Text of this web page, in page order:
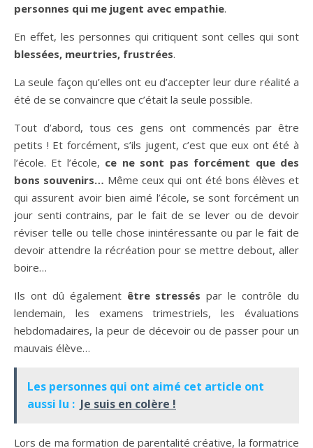
personnes qui me jugent avec empathie.
En effet, les personnes qui critiquent sont celles qui sont
blessées, meurtries, frustrées.
La seule façon qu’elles ont eu d’accepter leur dure réalité a
été de se convaincre que c’était la seule possible.
Tout d’abord, tous ces gens ont commencés par être
petits ! Et forcément, s’ils jugent, c’est que eux ont été à
l’école. Et l’école, ce ne sont pas forcément que des
bons souvenirs… Même ceux qui ont été bons élèves et
qui assurent avoir bien aimé l’école, se sont forcément un
jour senti contrains, par le fait de se lever ou de devoir
réviser telle ou telle chose inintéressante ou par le fait de
devoir attendre la récréation pour se mettre debout, aller
boire…
Ils ont dû également être stresséspar le contrôle du
lendemain, les examens trimestriels, les évaluations
hebdomadaires, la peur de décevoir ou de passer pour un
mauvais élève…
Les personnes qui ont aimé cet article ont
aussi lu : Je suis en colère !
Lors de ma formation de parentalité créative, la formatrice